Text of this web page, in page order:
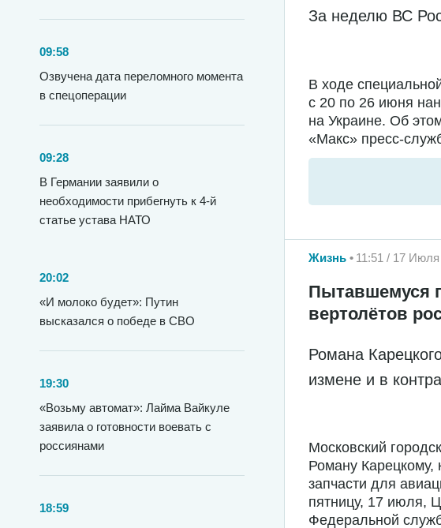
09:58
Озвучена дата переломного момента
в спецоперации
09:28
В Германии заявили о
необходимости прибегнуть к 4-й
статье устава НАТО
20:02
«И молоко будет»: Путин
высказался о победе в СВО
19:30
«Возьму автомат»: Лайма Вайкуле
заявила о готовности воевать с
россиянами
18:59
За неделю ВС
В ходе
с 20 по 26 июня
на Украине. Об
«Макс» пресс-
Жизнь 11:51 / 17
Пытавшемуся
вертолётов
Романа
измене и в
Московский
Роману Карецкому,
запчасти для
пятницу, 17 июля,
Федеральной